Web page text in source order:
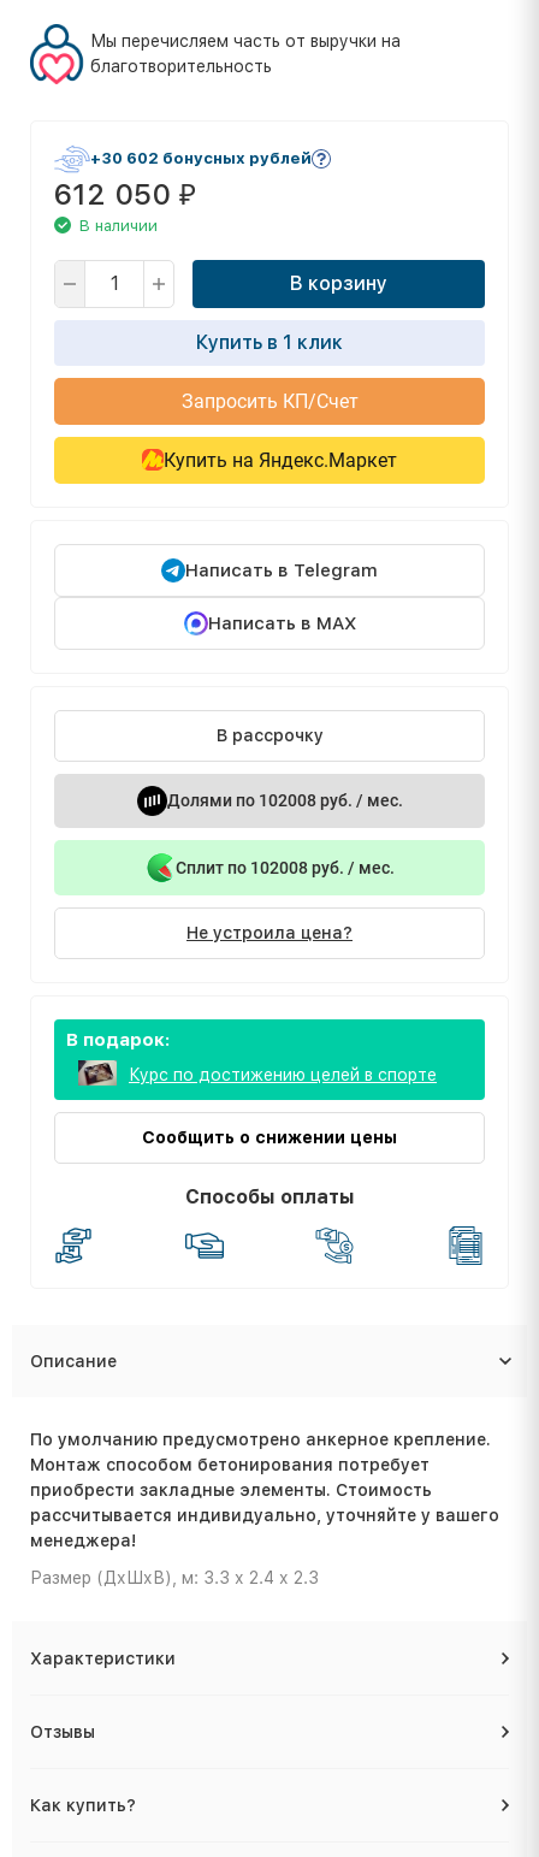
Мы перечисляем часть от выручки на
благотворительность
+30 602 бонусных рублей
612 050 ₽
В наличии
В корзину
Купить в 1 клик
Запросить КП/Счет
Купить на Яндекс.Маркет
Написать в Telegram
Написать в MAX
В рассрочку
Долями по 102008 руб. / мес.
Сплит по 102008 руб. / мес.
Не устроила цена?
В подарок:
Курс по достижению целей в спорте
Сообщить о снижении цены
Способы оплаты
Описание
По умолчанию предусмотрено анкерное крепление.
Монтаж способом бетонирования потребует
приобрести закладные элементы. Стоимость
расcчитывается индивидуально, уточняйте у вашего
менеджера!
Размер (ДхШхВ), м: 3.3 х 2.4 х 2.3
Характеристики
Отзывы
Как купить?